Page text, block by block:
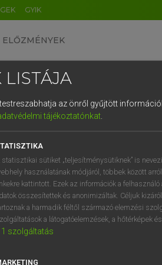
GYIK
ELŐZMÉNYEK
egyetemes
VAN ELŐFIZETÉSED?
megtekintéséhez.
LISTÁJA
az önről gyűjtött
tájékoztatónkat.
statisztikai sütiket „teljesítménysütiknek” is
használatának módjáról, többek között
kattintott. Ezek az információk a
összesítettek és anonimizáltak. Céljuk
a harmadik féltől származó elemzési
a látogatóelemzések, a hőtérképek
1 szolgáltatás
DE CN FR ES IT NL
1 2 3 4 5 6
q w e r t
a s d f g h
í y x c v b